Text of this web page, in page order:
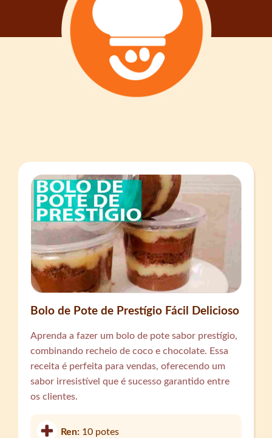
Bolo de Pote de Prestígio Fácil Delicioso
Aprenda a fazer um bolo de pote sabor prestígio,
combinando recheio de coco e chocolate. Essa
receita é perfeita para vendas, oferecendo um
sabor irresistível que é sucesso garantido entre
os clientes.
Ren: 10 potes